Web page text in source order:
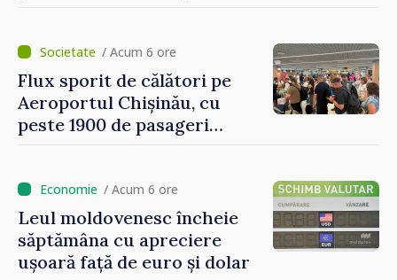
/ Acum 6 ore
Flux sporit de călători pe
Aeroportul Chișinău, cu
peste 1900 de pasageri
/ Acum 6 ore
Leul moldovenesc încheie
săptămâna cu apreciere
ușoară față de euro și dolar